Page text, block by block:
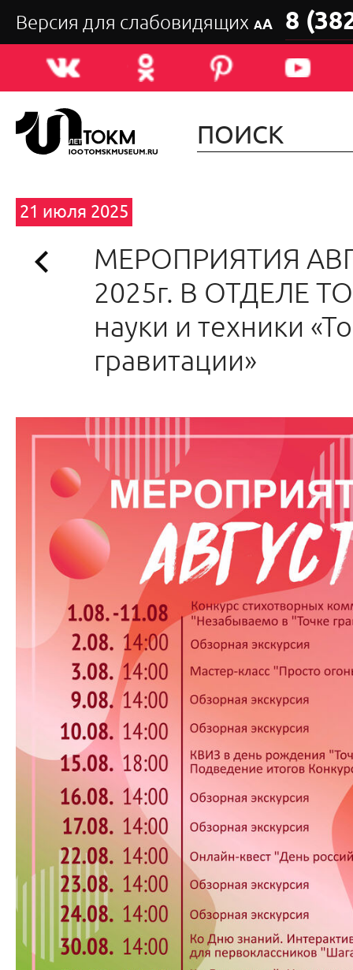
Версия для слабовидящих АА 8
21 июля 2025
МЕРОПРИЯТИЯ
2025г. В ОТДЕЛЕ
науки и техники
гравитации»